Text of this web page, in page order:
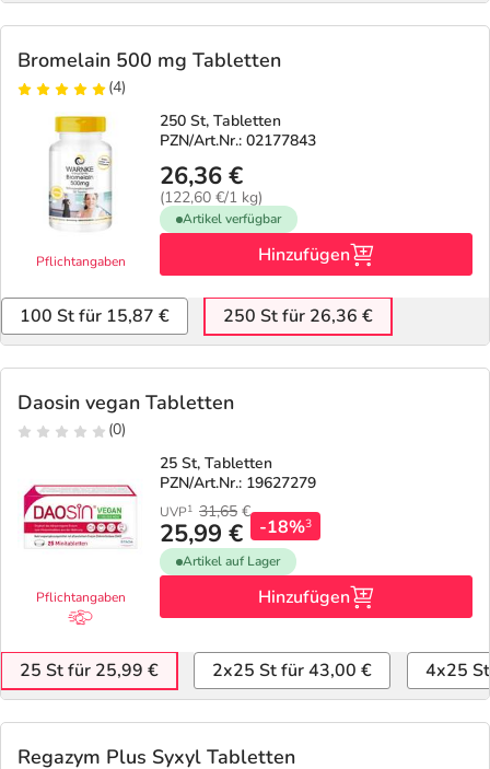
Bromelain 500 mg Tabletten
(4)
Pflichtangaben
250 St, Tabletten
PZN/Art.Nr.: 02177843
26,36 €
(122,60 €/1 kg)
Artikel verfügbar
Hinzufügen
100 St für 15,87 € 250 St für 26,36 €
Daosin vegan Tabletten
(0)
Pflichtangaben
25 St, Tabletten
PZN/Art.Nr.: 19627279
UVP1 31,65 €
25,99 € -18%3
Artikel auf Lager
Hinzufügen
25 St für 25,99 € 2x25 St für 43,00 € 4x25
Regazym Plus Syxyl Tabletten